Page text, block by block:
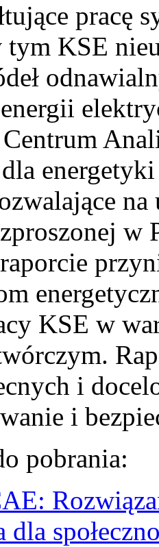
pracę
tym KSE
w
KSE w
i
i
pobrania:
dla